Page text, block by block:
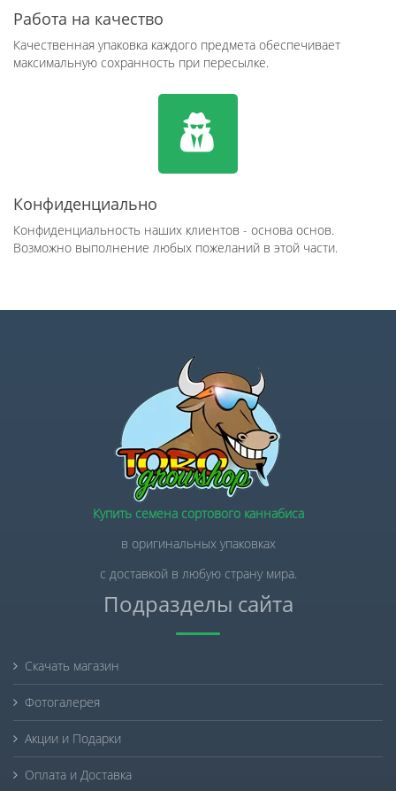
Работа на качество
Качественная упаковка каждого предмета обеспечивает
максимальную сохранность при пересылке.
Конфиденциально
Конфиденциальность наших клиентов - основа основ.
Возможно выполнение любых пожеланий в этой части.
Купить семена сортового каннабиса
в оригинальных упаковках
с доставкой в любую страну мира.
Подразделы сайта
Скачать магазин
Фотогалерея
Акции и Подарки
Оплата и Доставка